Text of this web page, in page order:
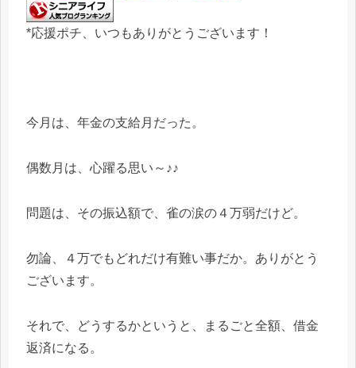
*応援ポチ、いつもありがとうございます！
今月は、年金の支給月だった。
偶数月は、心躍る思い～♪♪
問題は、その振込額で、雀の涙の４万弱だけど。
勿論、４万でもどれだけ有難い事だか。ありがとう
ございます。
それで、どうするかというと、まるごと全額、借金
返済になる。